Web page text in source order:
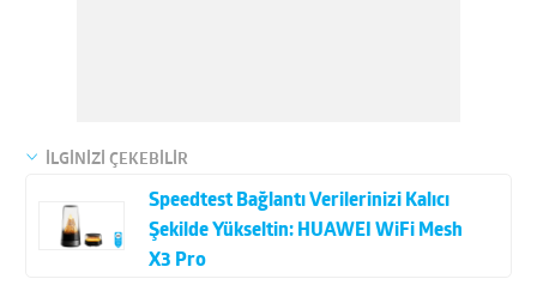
İLGİNİZİ ÇEKEBİLİR
Speedtest Bağlantı Verilerinizi Kalıcı
Şekilde Yükseltin: HUAWEI WiFi Mesh
X3 Pro